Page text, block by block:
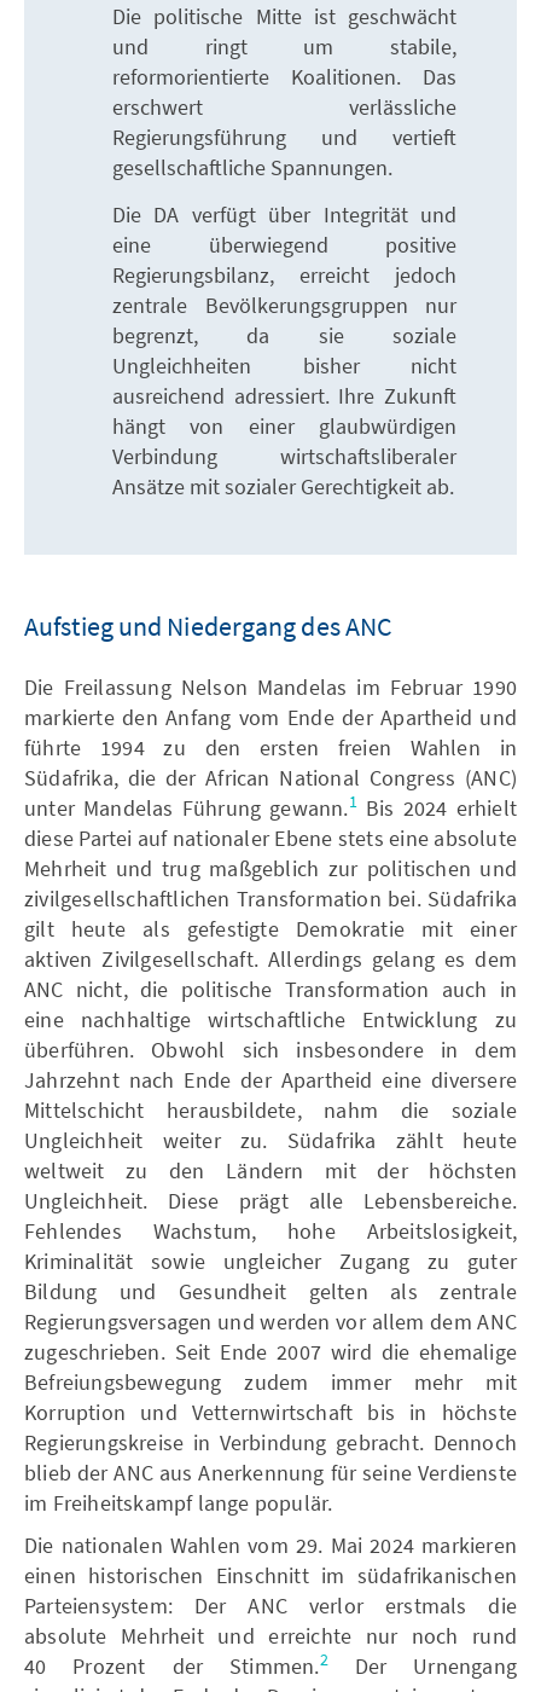
Die politische Mitte ist geschwächt
und ringt um stabile,
reformorientierte Koalitionen. Das
erschwert verlässliche
Regierungsführung und vertieft
gesellschaftliche Spannungen.
Die DA verfügt über Integrität und
eine überwiegend positive
Regierungsbilanz, erreicht jedoch
zentrale Bevölkerungsgruppen nur
begrenzt, da sie soziale
Ungleichheiten bisher nicht
ausreichend adressiert. Ihre Zukunft
hängt von einer glaubwürdigen
Verbindung wirtschaftsliberaler
Ansätze mit sozialer Gerechtigkeit ab.
Aufstieg und Niedergang des ANC
Die Freilassung Nelson Mandelas im Februar 1990
markierte den Anfang vom Ende der Apartheid und
führte 1994 zu den ersten freien Wahlen in
Südafrika, die der African National Congress (ANC)
unter Mandelas Führung gewann.1Bis 2024 erhielt
diese Partei auf nationaler Ebene stets eine absolute
Mehrheit und trug maßgeblich zur politischen und
zivilgesellschaftlichen Transformation bei. Südafrika
gilt heute als gefestigte Demokratie mit einer
aktiven Zivilgesellschaft. Allerdings gelang es dem
ANC nicht, die politische Transformation auch in
eine nachhaltige wirtschaftliche Entwicklung zu
überführen. Obwohl sich insbesondere in dem
Jahrzehnt nach Ende der Apartheid eine diversere
Mittelschicht herausbildete, nahm die soziale
Ungleichheit weiter zu. Südafrika zählt heute
weltweit zu den Ländern mit der höchsten
Ungleichheit. Diese prägt alle Lebensbereiche.
Fehlendes Wachstum, hohe Arbeitslosigkeit,
Kriminalität sowie ungleicher Zugang zu guter
Bildung und Gesundheit gelten als zentrale
Regierungsversagen und werden vor allem dem ANC
zugeschrieben. Seit Ende 2007 wird die ehemalige
Befreiungsbewegung zudem immer mehr mit
Korruption und Vetternwirtschaft bis in höchste
Regierungskreise in Verbindung gebracht. Dennoch
blieb der ANC aus Anerkennung für seine Verdienste
im Freiheitskampf lange populär.
Die nationalen Wahlen vom 29. Mai 2024 markieren
einen historischen Einschnitt im südafrikanischen
Parteiensystem: Der ANC verlor erstmals die
absolute Mehrheit und erreichte nur noch rund
40 Prozent der Stimmen.2Der Urnengang